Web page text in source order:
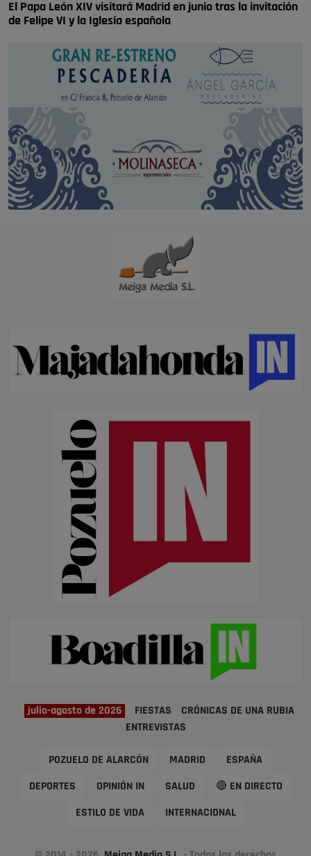
El Papa León XIV visitará Madrid en junio tras la invitación
de Felipe VI y la Iglesia española
julio-agosto de 2026 FIESTAS
CRÓNICAS DE UNA RUBIA
ENTREVISTAS
POZUELO DE ALARCÓN MADRID ESPAÑA
DEPORTES OPINIÓN IN SALUD 🔴 EN DIRECTO
ESTILO DE VIDA INTERNACIONAL